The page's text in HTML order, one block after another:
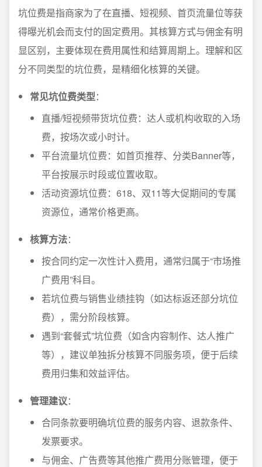
坑位费是指商家为了在直播、短视频、首页流量位等获
得曝光机会而支付的固定费用。其核算方式与佣金有明
显区别，主要体现在费用属性和结算周期上。理解和区
分不同类型的坑位费，是精细化核算的关键。
常见坑位费类型：
直播/短视频带货坑位费：达人或机构收取的入场
费，按场次或小时计。
平台流量坑位费：如首页推荐、分类Banner等，
平台按展示时段或位置收取。
活动资源坑位费：618、双11等大促期间的专属
资源位，通常价格更高。
核算方法：
按合同约定一次性计入费用，通常归属于“市场推
广费用”科目。
若坑位费与销售业绩挂钩（如达标返还部分坑位
费），需分阶段核算。
遇到“套餐式”坑位费（如含内容制作、达人推广
等），建议单独拆分核算不同服务项，便于后续
费用归集和效益评估。
管理建议：
合同条款要明确坑位费的服务内容、退款条件、
发票要求。
与佣金、广告费等其他推广费用分账管理，便于